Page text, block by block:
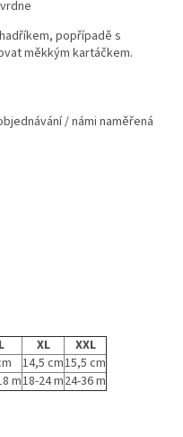
popřípadě s
měkkým kartáčkem.
/ námi naměřená
12 cm
13 cm
14,5 cm
15,5 cm
L XL
XXL
14,5 cm15,5 cm
m18-24 m24-36 m